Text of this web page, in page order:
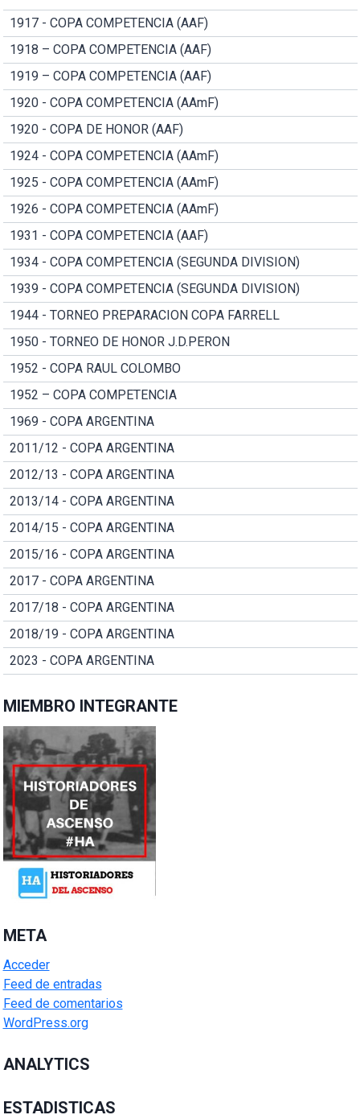
1917 - COPA COMPETENCIA (AAF)
1918 – COPA COMPETENCIA (AAF)
1919 – COPA COMPETENCIA (AAF)
1920 - COPA COMPETENCIA (AAmF)
1920 - COPA DE HONOR (AAF)
1924 - COPA COMPETENCIA (AAmF)
1925 - COPA COMPETENCIA (AAmF)
1926 - COPA COMPETENCIA (AAmF)
1931 - COPA COMPETENCIA (AAF)
1934 - COPA COMPETENCIA (SEGUNDA DIVISION)
1939 - COPA COMPETENCIA (SEGUNDA DIVISION)
1944 - TORNEO PREPARACION COPA FARRELL
1950 - TORNEO DE HONOR J.D.PERON
1952 - COPA RAUL COLOMBO
1952 – COPA COMPETENCIA
1969 - COPA ARGENTINA
2011/12 - COPA ARGENTINA
2012/13 - COPA ARGENTINA
2013/14 - COPA ARGENTINA
2014/15 - COPA ARGENTINA
2015/16 - COPA ARGENTINA
2017 - COPA ARGENTINA
2017/18 - COPA ARGENTINA
2018/19 - COPA ARGENTINA
2023 - COPA ARGENTINA
MIEMBRO INTEGRANTE
META
Acceder
Feed de entradas
Feed de comentarios
WordPress.org
ANALYTICS
ESTADISTICAS